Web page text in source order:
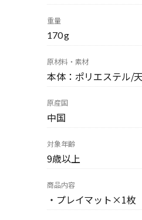
重量
170 g
原材料・素材
本体：ポリエステル/
原産国
中国
対象年齢
9歳以上
商品内容
・プレイマット×1枚